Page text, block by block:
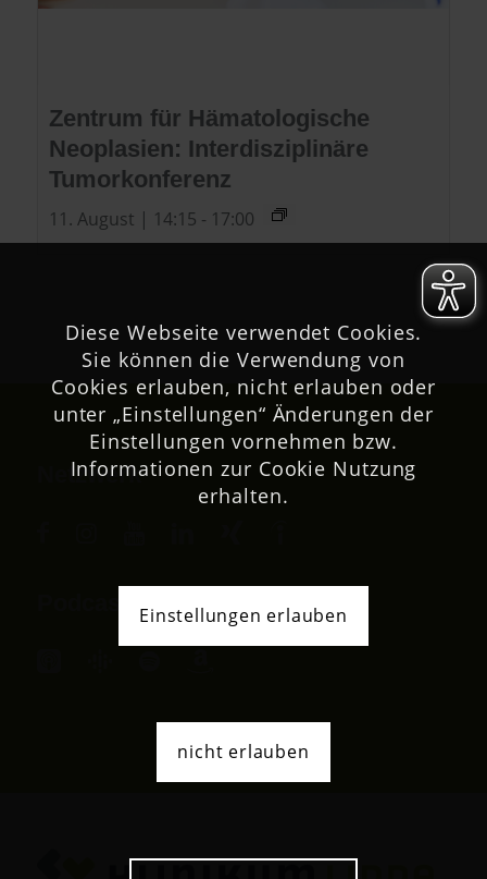
Zentrum für Hämatologische
Neoplasien: Interdisziplinäre
Tumorkonferenz
11. August | 14:15 - 17:00
Netzwerk
Diese Webseite verwendet Cookies.
Sie können die Verwendung von
Cookies erlauben, nicht erlauben oder
unter „Einstellungen“ Änderungen der
Einstellungen vornehmen bzw.
Informationen zur Cookie Nutzung
erhalten.
Einstellungen erlauben
nicht erlauben